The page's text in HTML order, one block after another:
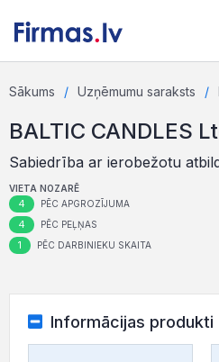
Sākums Uzņēmumu saraksts
BALTIC CANDLES
Sabiedrība ar ierobežotu
VIETA NOZARĒ
4 PĒC APGROZĪJUMA
4 PĒC PEĻŅAS
1 PĒC DARBINIEKU SKAITA
Informācijas produkti